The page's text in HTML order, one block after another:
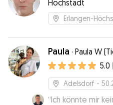
Höchstadt
Erlangen-
Paula · Paula W
5.0
Adelsdorf -
“Ich könnte mir